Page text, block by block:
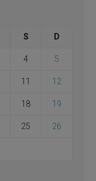
S D
4 5
11 12
18 19
25 26